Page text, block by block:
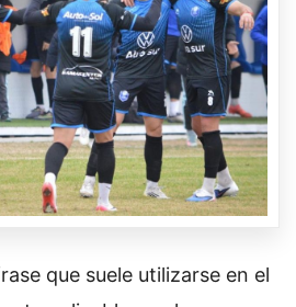
que suele utilizarse en el